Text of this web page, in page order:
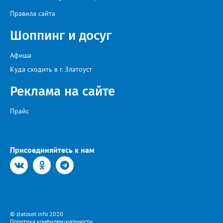
поручил увеличить количество бензовозов, вывести на самые
бензина и объёмы его продаж, а также обеспечить
бесперебойное снабжение горючим пожарных, скорых и
общественного транспорта.
Правила сайта
Шоппинг и досуг
Афиша
Куда сходить в г. Златоуст
Реклама на сайте
Прайс
Присоединяйтесь к нам
© zlatoust.info 2020
Политика конфиденциальности